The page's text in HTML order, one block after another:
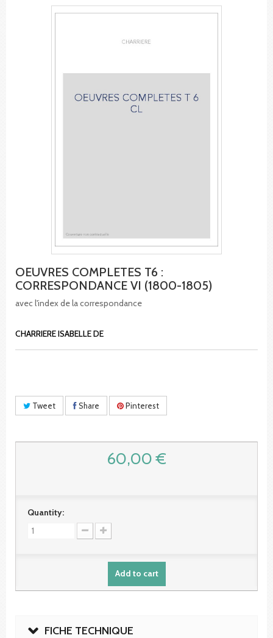
OEUVRES COMPLETES T6 :
CORRESPONDANCE VI (1800-1805)
avec l'index de la correspondance
CHARRIERE ISABELLE DE
Tweet Share Pinterest
60,00 €
Quantity:
Add to cart
FICHE TECHNIQUE